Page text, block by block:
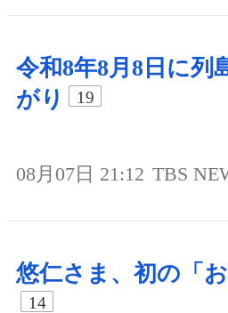
令和8年8月8日に列
がり
19
08月07日 21:12 TBS
悠仁さま、初の「お
14